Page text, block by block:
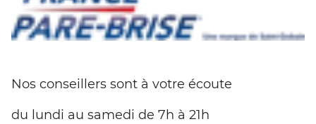
Nos conseillers sont à votre écoute
du lundi au samedi de 7h à 21h